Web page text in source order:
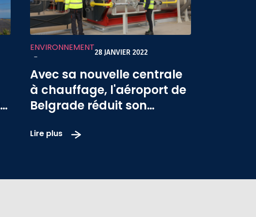
ENVIRONNEMENT
-
28 JANVIER 2022
Avec sa nouvelle centrale
à chauffage, l'aéroport de
Belgrade réduit son
Lire plus